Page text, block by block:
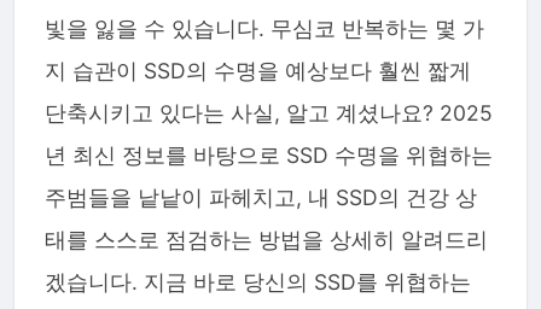
빛을 잃을 수 있습니다. 무심코 반복하는 몇 가
지 습관이 SSD의 수명을 예상보다 훨씬 짧게
단축시키고 있다는 사실, 알고 계셨나요? 2025
년 최신 정보를 바탕으로 SSD 수명을 위협하는
주범들을 낱낱이 파헤치고, 내 SSD의 건강 상
태를 스스로 점검하는 방법을 상세히 알려드리
겠습니다. 지금 바로 당신의 SSD를 위협하는